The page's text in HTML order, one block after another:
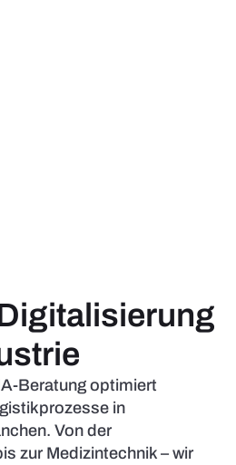
Beratung optimiert
in
Von der
zur Medizintechnik – wir